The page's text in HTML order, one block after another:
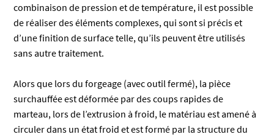
combinaison de pression et de température, il est possible
de réaliser des éléments complexes, qui sont si précis et
d’une finition de surface telle, qu’ils peuvent être utilisés
sans autre traitement.
Alors que lors du forgeage (avec outil fermé), la pièce
surchauffée est déformée par des coups rapides de
marteau, lors de l’extrusion à froid, le matériau est amené à
circuler dans un état froid et est formé par la structure du